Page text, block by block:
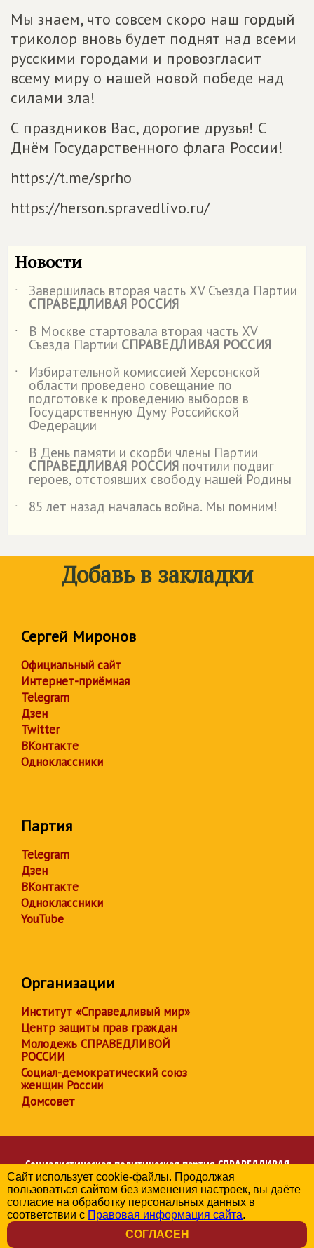
Мы знаем, что совсем скоро наш гордый
триколор вновь будет поднят над всеми
русскими городами и провозгласит
всему миру о нашей новой победе над
силами зла!
С праздников Вас, дорогие друзья! С
Днём Государственного флага России!
https://t.me/sprho
https://herson.spravedlivo.ru/
Новости
˙ Завершилась вторая часть XV Съезда Партии
СПРАВЕДЛИВАЯ РОССИЯ
˙
В Москве стартовала вторая часть XV
Съезда Партии СПРАВЕДЛИВАЯ РОССИЯ
˙
Избирательной комиссией Херсонской
области проведено совещание по
подготовке к проведению выборов в
Государственную Думу Российской
Федерации
˙
В День памяти и скорби члены Партии
СПРАВЕДЛИВАЯ РОССИЯ почтили подвиг
героев, отстоявших свободу нашей Родины
˙
85 лет назад началась война. Мы помним!
Добавь в закладки
Сергей Миронов
Официальный сайт
Интернет-приёмная
Telegram
Дзен
Twitter
ВКонтакте
Одноклассники
Партия
Telegram
Дзен
ВКонтакте
Одноклассники
YouTube
Организации
Институт «Справедливый мир»
Центр защиты прав граждан
Молодежь СПРАВЕДЛИВОЙ
РОССИИ
Социал-демократический союз
женщин России
Домсовет
Социалистическая политическая партияСПРАВЕДЛИВАЯ
РОССИЯ
Региональное отделение партии в Херсонской области
© 2006-2026
Политика в отношении обработки персональных данных
Сайт использует cookie-файлы. Продолжая
пользоваться сайтом без изменения настроек, вы даёте
согласие на обработку персональных данных в
соответствии с Правовая информация сайта.
СОГЛАСЕН